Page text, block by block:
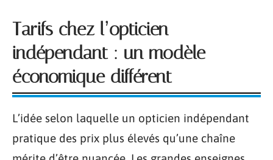
Tarifs chez l’opticien
indépendant : un modèle
économique différent
L’idée selon laquelle un opticien indépendant
pratique des prix plus élevés qu’une chaîne